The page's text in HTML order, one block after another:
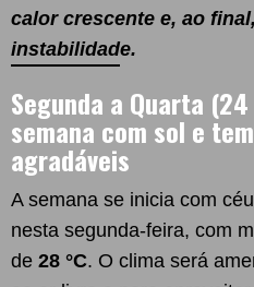
calor crescente e, ao
instabilidade.
Segunda a Quarta
semana com sol e
agradáveis
A semana se inicia com
nesta segunda-feira, com
de 28 °C. O clima será